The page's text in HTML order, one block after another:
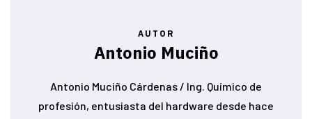
AUTOR
Antonio Muciño
Antonio Muciño Cárdenas / Ing. Químico de
profesión, entusiasta del hardware desde hace